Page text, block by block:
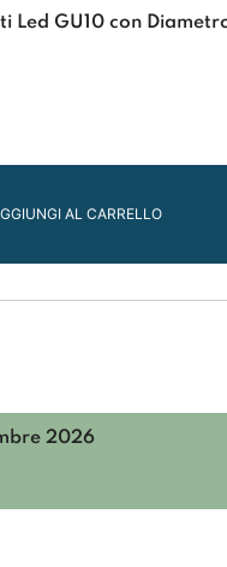
GU10 con
AL CARRELLO
2026